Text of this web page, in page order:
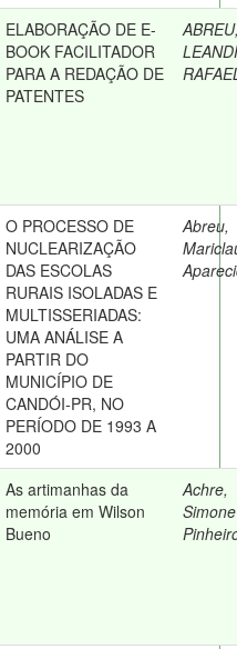
ELABORAÇÃO DE E-
BOOK FACILITADOR
PARA A REDAÇÃO DE
PATENTES
O PROCESSO DE
NUCLEARIZAÇÃO
DAS ESCOLAS
RURAIS ISOLADAS E
MULTISSERIADAS:
UMA ANÁLISE A
PARTIR DO
MUNICÍPIO DE
CANDÓI-PR, NO
PERÍODO DE 1993 A
2000
Abreu,
As artimanhas da
memória em Wilson
Bueno
Achre,
Simone